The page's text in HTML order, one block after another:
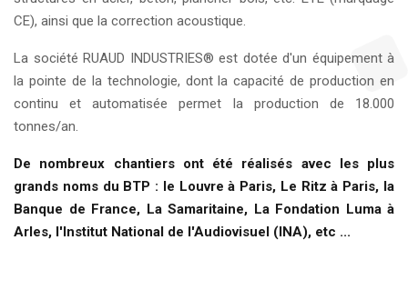
CE), ainsi que la correction acoustique.
La société RUAUD INDUSTRIES® est dotée d'un équipement à
la pointe de la technologie, dont la capacité de production en
continu et automatisée permet la production de 18.000
tonnes/an.
De nombreux chantiers ont été réalisés avec les plus
grands noms du BTP : le Louvre à Paris, Le Ritz à Paris, la
Banque de France, La Samaritaine, La Fondation Luma à
Arles, l'Institut National de l'Audiovisuel (INA), etc ...